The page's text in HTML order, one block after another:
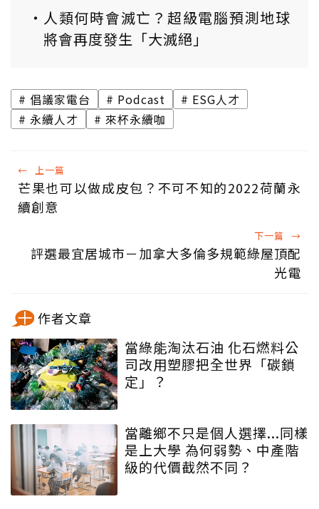
人類何時會滅亡？超級電腦預測地球
將會再度發生「大滅絕」
倡議家電台 Podcast
ESG人才
永續人才
來杯永續咖
← 上一篇
芒果也可以做成皮包？不可不知的2022荷蘭永
續創意
下一篇 →
評選最宜居城市－加拿大多倫多規範綠屋頂配
光電
作者文章
當綠能淘汰石油 化石燃料公
司改用塑膠把全世界「碳鎖
定」？
當離鄉不只是個人選擇...同樣
是上大學 為何弱勢、中產階
級的代價截然不同？